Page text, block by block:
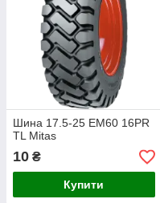
Шина 17.5-25 EM60 16PR
TL Mitas
10 ₴
Купити